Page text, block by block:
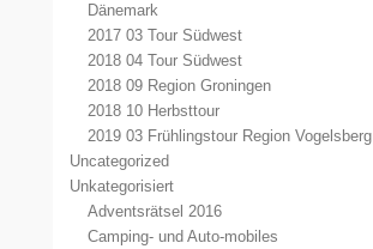
Dänemark
2017 03 Tour Südwest
2018 04 Tour Südwest
2018 09 Region Groningen
2018 10 Herbsttour
2019 03 Frühlingstour Region Vogelsberg
Uncategorized
Unkategorisiert
Adventsrätsel 2016
Camping- und Auto-mobiles